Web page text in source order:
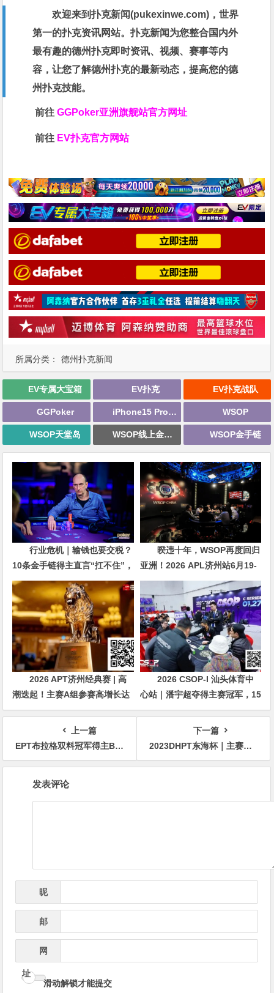
所属分类： 德州扑克新闻
欢迎来到扑克新闻(pukexinwe.com)，世界
第一的扑克资讯网站。扑克新闻为您整合国内外
最有趣的德州扑克即时资讯、视频、赛事等内
容，让您了解德州扑克的最新动态，提高您的德
州扑克技能。
前往GGPoker亚洲旗舰站官方网址
前往 EV扑克官方网站
EV专属大宝箱 EV扑克 EV扑克战队
GGPoker iPhone15 Pro Max无限量赠送 WSOP
WSOP天堂岛 WSOP线上金手链 WSOP金手链
行业危机｜输钱也要交税？
10条金手链得主直言“扛不住”，
主动砍掉四分之三比赛
暌违十年，WSOP再度回归
亚洲！2026 APL济州站6月19-
28日盛大登场！
2026 APT济州经典赛 | 高
潮迭起！主赛A组参赛高增长达
676人次！中国选手 Tony Lin
逆袭夺超级豪客赛冠军！
2026 CSOP-I 汕头体育中
心站｜潘宇超夺得主赛冠军，15
年扑克路，圆梦CSOP！
上一篇
EPT布拉格双料冠军得主Ben Heath
下一篇
2023DHPT东海杯｜主赛事圆满落幕 金卓打破“CL魔咒”摘得桂冠！
发表评论
昵
邮
网
址
滑动解锁才能提交